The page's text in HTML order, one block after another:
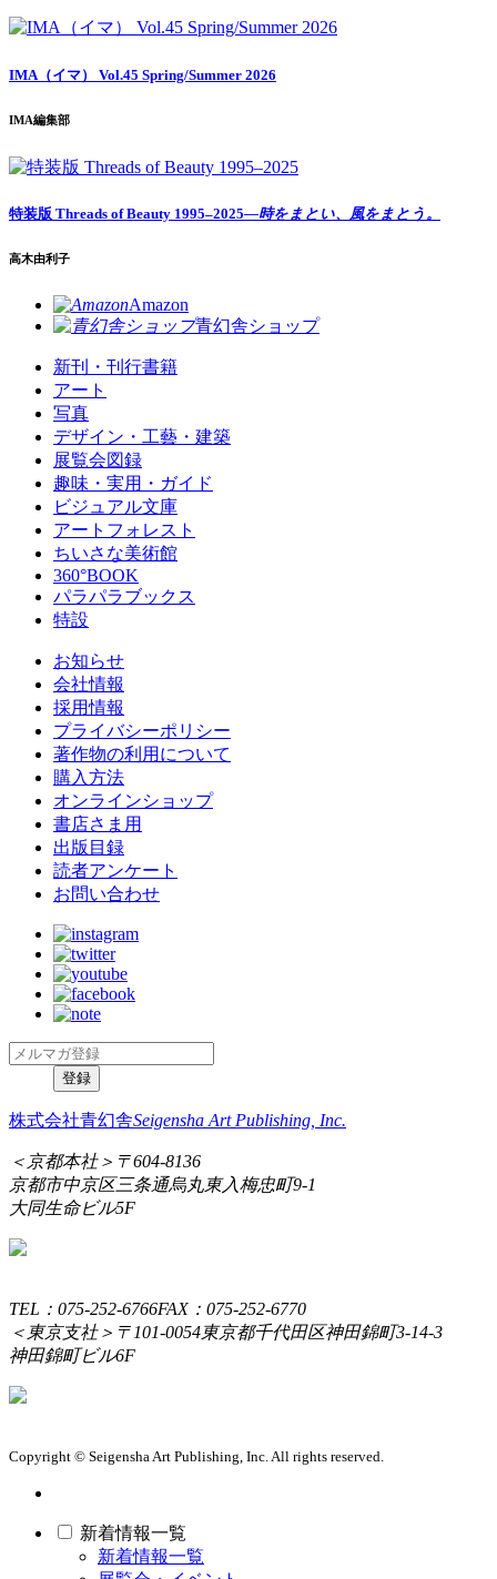
IMA（イマ） Vol.45 Spring/Summer 2026
IMA編集部
特装版 Threads of Beauty 1995–2025―時をまとい、風をまとう。
高木由利子
Amazon
青幻舎ショップ
新刊・刊行書籍
アート
写真
デザイン・工藝・建築
展覧会図録
趣味・実用・ガイド
ビジュアル文庫
アートフォレスト
ちいさな美術館
360°BOOK
パラパラブックス
特設
お知らせ
会社情報
採用情報
プライバシーポリシー
著作物の利用について
購入方法
オンラインショップ
書店さま用
出版目録
読者アンケート
お問い合わせ
株式会社青幻舎Seigensha Art Publishing, Inc.
＜京都本社＞ 〒604-8136
京都市中京区三条通烏丸東入梅忠町9-1
大同生命ビル5F
TEL：075-252-6766FAX：075-252-6770
＜東京支社＞ 〒101-0054東京都千代田区神田錦町3-14-3
神田錦町ビル6F
Copyright © Seigensha Art Publishing, Inc. All rights reserved.
新着情報一覧
新着情報一覧